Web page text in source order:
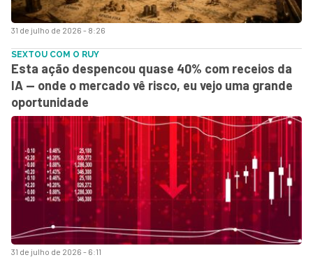
31 de julho de 2026 - 8:26
31 de julho de 2026 - 6:11
SEXTOU COM O RUY
Esta ação despencou quase 40% com receios da
IA — onde o mercado vê risco, eu vejo uma grande
oportunidade